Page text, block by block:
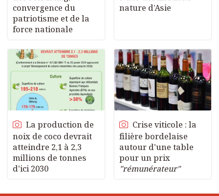
convergence du
patriotisme et de la
force nationale
nature d’Asie
La production de
noix de coco devrait
atteindre 2,1 à 2,3
millions de tonnes
d'ici 2030
Crise viticole : la
filière bordelaise
autour d'une table
pour un prix
"rémunérateur"